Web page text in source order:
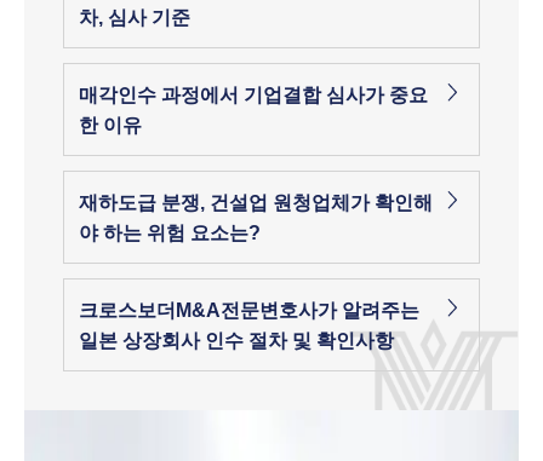
차, 심사 기준
매각인수 과정에서 기업결합 심사가 중요
한 이유
재하도급 분쟁, 건설업 원청업체가 확인해
야 하는 위험 요소는?
크로스보더M&A전문변호사가 알려주는
일본 상장회사 인수 절차 및 확인사항